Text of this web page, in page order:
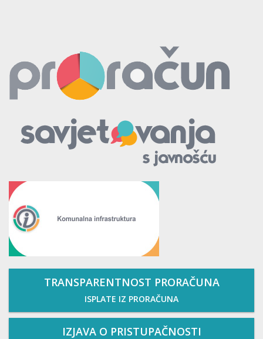
TRANSPARENTNOST PRORAČUNA
ISPLATE IZ PRORAČUNA
IZJAVA O PRISTUPAČNOSTI